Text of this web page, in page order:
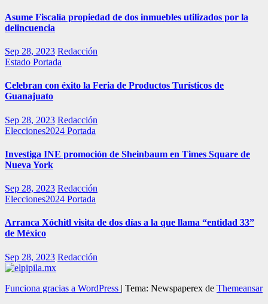
Asume Fiscalía propiedad de dos inmuebles utilizados por la
delincuencia
Sep 28, 2023 Redacción
Estado Portada
Celebran con éxito la Feria de Productos Turísticos de
Guanajuato
Sep 28, 2023 Redacción
Elecciones2024 Portada
Investiga INE promoción de Sheinbaum en Times Square de
Nueva York
Sep 28, 2023 Redacción
Elecciones2024 Portada
Arranca Xóchitl visita de dos días a la que llama “entidad 33”
de México
Sep 28, 2023 Redacción
Funciona gracias a WordPress | Tema: Newspaperex de Themeansar